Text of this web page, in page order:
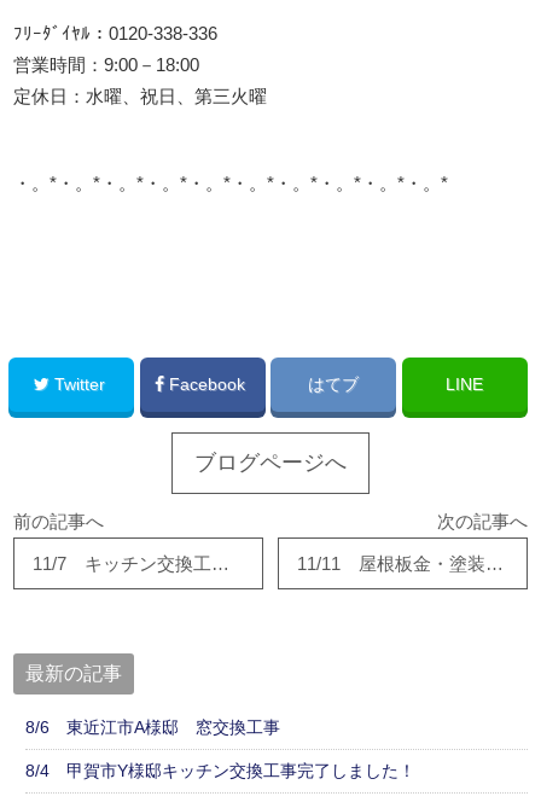
ﾌﾘｰﾀﾞｲﾔﾙ：0120-338-336
営業時間：9:00－18:00
定休日：水曜、祝日、第三火曜
・。*・。*・。*・。*・。*・。*・。*・。*・。*・。*
Twitter Facebook はてブ LINE
ブログページへ
前の記事へ
11/7 キッチン交換工事着工！！
次の記事へ
11/11 屋根板金・塗装工事が完了しました
最新の記事
8/6 東近江市A様邸 窓交換工事
8/4 甲賀市Y様邸キッチン交換工事完了しました！